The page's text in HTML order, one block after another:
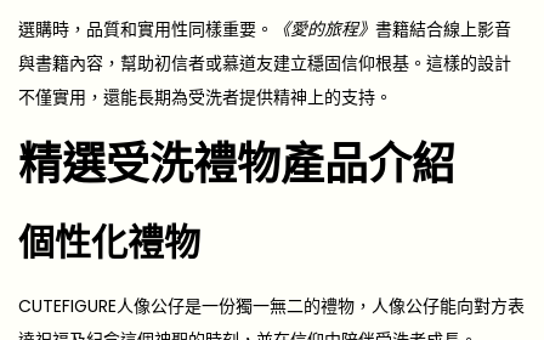
選購時，品質和實用性同樣重要。 《愛的旅程》 書籍結合線上影音
與書籍內容，幫助初信者或慕道友建立穩固信仰根基。這樣的設計
不僅實用，還能長期為受洗者提供精神上的支持。
精選受洗禮物產品介紹
個性化禮物
CUTEFIGURE人像公仔是一份獨一無二的禮物，人像公仔能向對方表